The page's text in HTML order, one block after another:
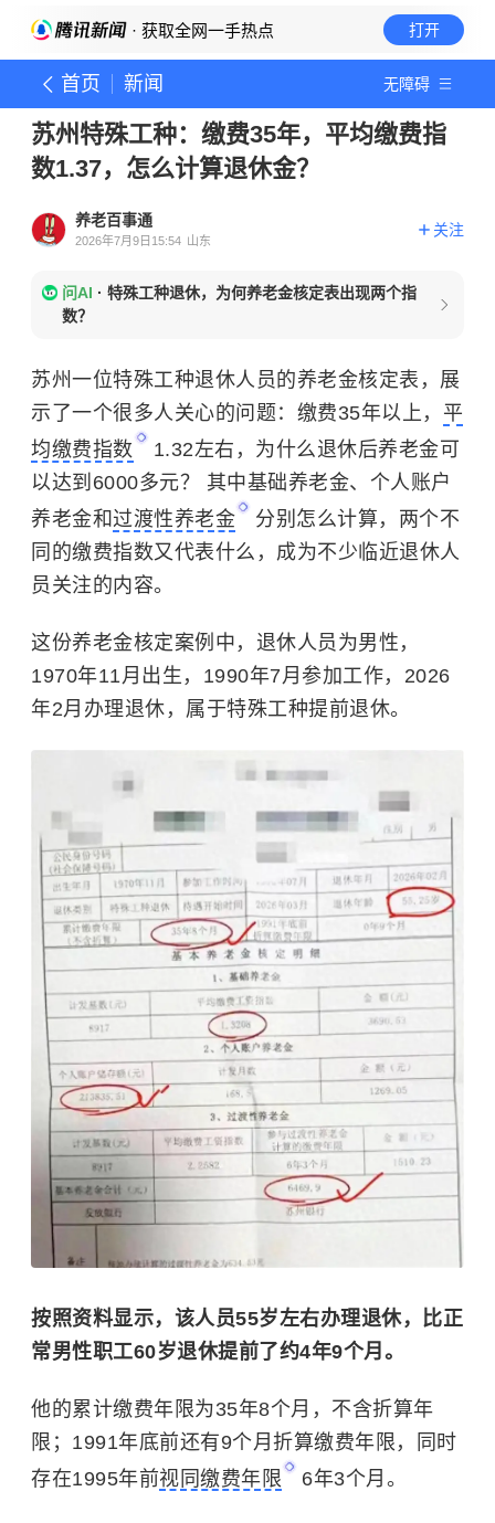
· 获取全网一手热点 打开
首页 新闻 无障碍
苏州特殊工种：缴费35年，平均缴费指
数1.37，怎么计算退休金？
养老百事通
2026年7月9日15:54 山东
关注
问AI · 特殊工种退休，为何养老金核定表出现两个指
数？
苏州一位特殊工种退休人员的养老金核定表，展
示了一个很多人关心的问题：缴费35年以上， 平
均缴费指数
1.32左右，为什么退休后养老金可
以达到6000多元？ 其中基础养老金、个人账户
养老金和 过渡性养老金
分别怎么计算，两个不
同的缴费指数又代表什么，成为不少临近退休人
员关注的内容。
这份养老金核定案例中，退休人员为男性，
1970年11月出生，1990年7月参加工作，2026
年2月办理退休，属于特殊工种提前退休。
按照资料显示，该人员55岁左右办理退休，比正
常男性职工60岁退休提前了约4年9个月。
他的累计缴费年限为35年8个月，不含折算年
限；1991年底前还有9个月折算缴费年限，同时
存在1995年前视同缴费年限 6年3个月。